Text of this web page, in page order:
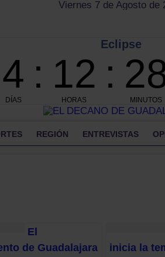
Viernes 7 de Agosto de
REGIÓN ENTREVISTAS
El
de Guadalajara
inicia la